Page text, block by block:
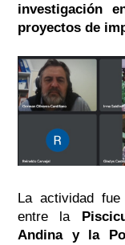
investigación
proyectos de
La actividad
entre la
Andina y la